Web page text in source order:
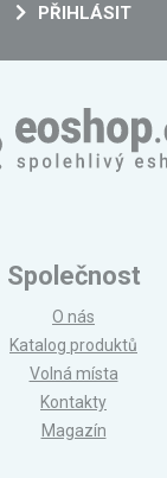
PŘIHLÁSIT
Společnost
O nás
Katalog produktů
Volná místa
Kontakty
Magazín